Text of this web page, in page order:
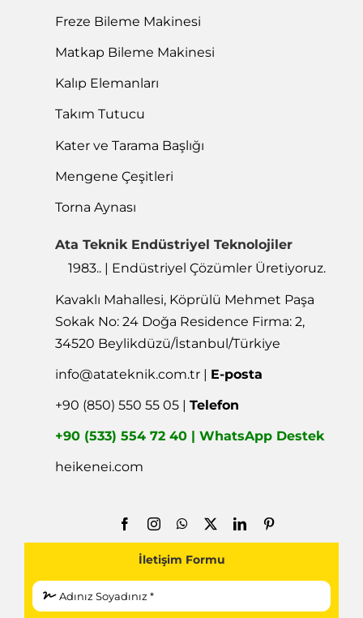
Freze Bileme Makinesi
Matkap Bileme Makinesi
Kalıp Elemanları
Takım Tutucu
Kater ve Tarama Başlığı
Mengene Çeşitleri
Torna Aynası
Ata Teknik Endüstriyel Teknolojiler
1983.. | Endüstriyel Çözümler Üretiyoruz.
Kavaklı Mahallesi, Köprülü Mehmet Paşa
Sokak No: 24 Doğa Residence Firma: 2,
34520 Beylikdüzü/İstanbul/Türkiye
info@atateknik.com.tr | E-posta
+90 (850) 550 55 05 |Telefon
+90 (533) 554 72 40 | WhatsApp Destek
heikenei.com
İletişim Formu